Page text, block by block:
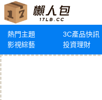
熱門主題 3C產品快訊
影視綜藝
投資理財